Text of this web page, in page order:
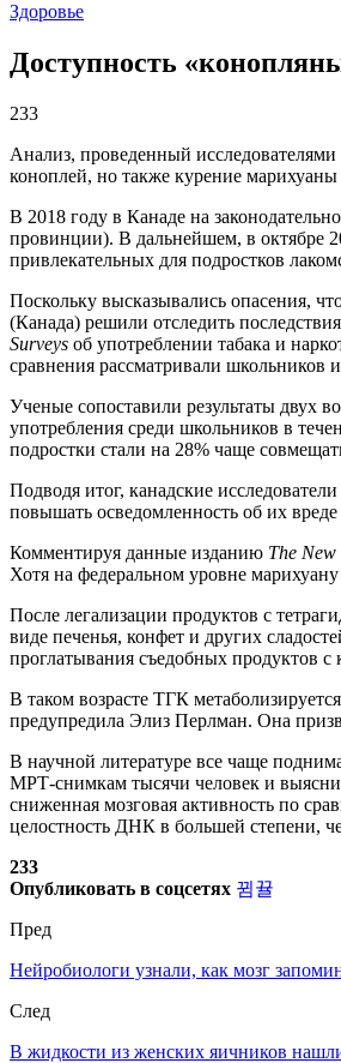
Здоровье
Доступность
233
Анализ, проведенный
коноплей, но также курение
В 2018 году в Канаде на
провинции). В дальнейшем, в октябре
привлекательных для подростков
Поскольку высказывались опасения,
(Канада) решили отследить
Surveys об употреблении табака и
сравнения рассматривали школьников
Ученые сопоставили результаты двух
употребления среди школьников в
подростки стали на 28% чаще
Подводя итог, канадские
повышать осведомленность об их
Комментируя данные изданию The
Хотя на федеральном уровне
После легализации продуктов с
виде печенья, конфет и других
проглатывания съедобных продуктов
В таком возрасте ТГК
предупредила Элиз Перлман. Она
В научной литературе все чаще
МРТ-снимкам тысячи человек и
сниженная мозговая активность по
целостность ДНК в большей степени,
233
Опубликовать в соцсетях
Пред
Нейробиологи узнали, как мозг
След
В жидкости из женских яичников